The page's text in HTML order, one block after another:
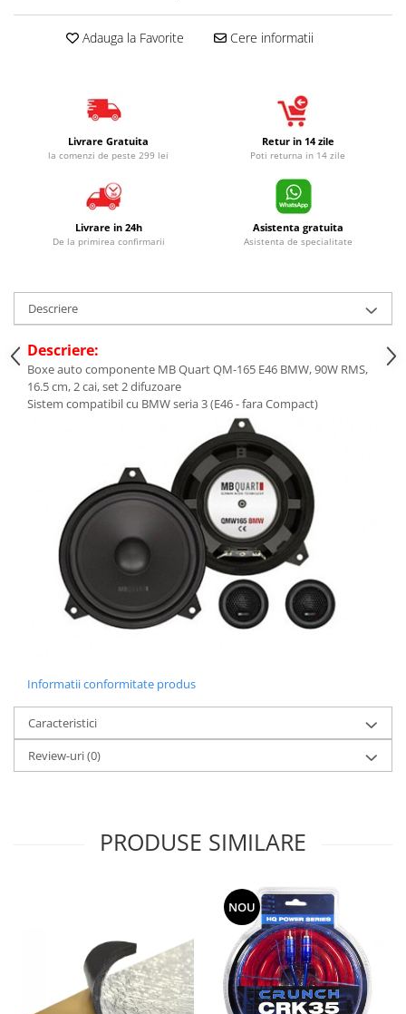
Adauga la Favorite Cere informatii
Livrare Gratuita
la comenzi de peste 299 lei
Retur in 14 zile
Poti returna in 14 zile
Livrare in 24h
De la primirea confirmarii
Asistenta gratuita
Asistenta de specialitate
Descriere
Descriere:
Boxe auto componente MB Quart QM-165 E46 BMW, 90W RMS,
16.5 cm, 2 cai, set 2 difuzoare
Sistem compatibil cu BMW seria 3 (E46 - fara Compact)
Informatii conformitate produs
Caracteristici
Review-uri(0)
PRODUSE SIMILARE
NOU